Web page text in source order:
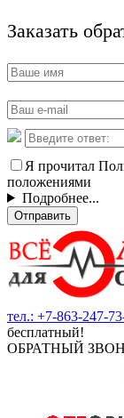
Заказать
Я прочитал
положениями
Подробнее...
Отправить
тел.: +7-863-247-
бесплатный!
ОБРАТНЫЙ